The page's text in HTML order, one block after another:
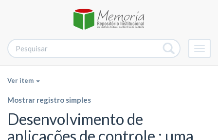
Ver item
Mostrar registro simples
Desenvolvimento de
aplicações de controle : uma